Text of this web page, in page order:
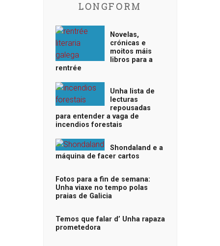
LONGFORM
Novelas,
crónicas e
moitos máis
libros para a
rentrée
Unha lista de
lecturas
repousadas
para entender a vaga de
incendios forestais
Shondaland e a
máquina de facer cartos
Fotos para a fin de semana:
Unha viaxe no tempo polas
praias de Galicia
Temos que falar d’ Unha rapaza
prometedora